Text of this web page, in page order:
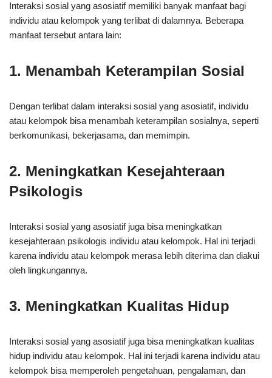
Interaksi sosial yang asosiatif memiliki banyak manfaat bagi
individu atau kelompok yang terlibat di dalamnya. Beberapa
manfaat tersebut antara lain:
1. Menambah Keterampilan Sosial
Dengan terlibat dalam interaksi sosial yang asosiatif, individu
atau kelompok bisa menambah keterampilan sosialnya, seperti
berkomunikasi, bekerjasama, dan memimpin.
2. Meningkatkan Kesejahteraan
Psikologis
Interaksi sosial yang asosiatif juga bisa meningkatkan
kesejahteraan psikologis individu atau kelompok. Hal ini terjadi
karena individu atau kelompok merasa lebih diterima dan diakui
oleh lingkungannya.
3. Meningkatkan Kualitas Hidup
Interaksi sosial yang asosiatif juga bisa meningkatkan kualitas
hidup individu atau kelompok. Hal ini terjadi karena individu atau
kelompok bisa memperoleh pengetahuan, pengalaman, dan